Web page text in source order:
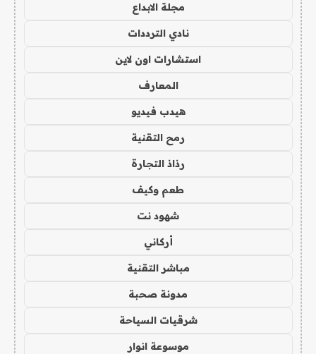
مجلة الابداع
نادي الترددات
استشارات اون لاين
المعارف
هيدب فيديو
رمح التقنية
رذاذ التجارة
طعم وكيف
شهود نت
أركاني
مباشر التقنية
مدونة صحبة
شرقيات السياحة
موسوعة انوار